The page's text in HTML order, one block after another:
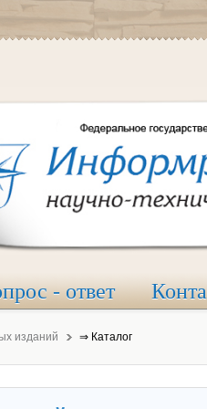
- ответ
изданий ⇒ Каталог